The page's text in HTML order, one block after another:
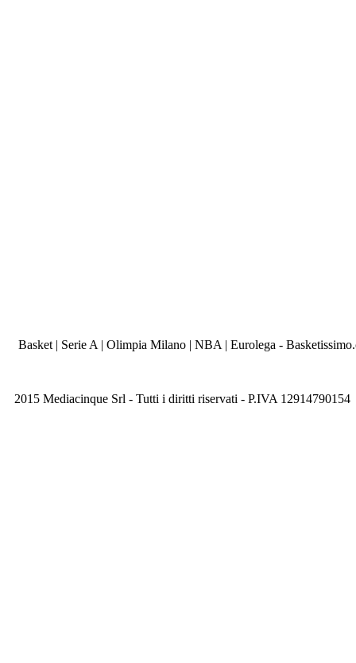
Basket | Serie A | Olimpia Milano | NBA | Eurolega -
2015 Mediacinque Srl - Tutti i diritti riservati - P.IVA 12914790154